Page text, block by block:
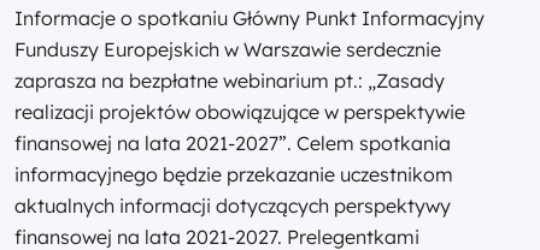
Informacje o spotkaniu Główny Punkt Informacyjny
Funduszy Europejskich w Warszawie serdecznie
zaprasza na bezpłatne webinarium pt.: „Zasady
realizacji projektów obowiązujące w perspektywie
finansowej na lata 2021-2027”. Celem spotkania
informacyjnego będzie przekazanie uczestnikom
aktualnych informacji dotyczących perspektywy
finansowej na lata 2021-2027. Prelegentkami